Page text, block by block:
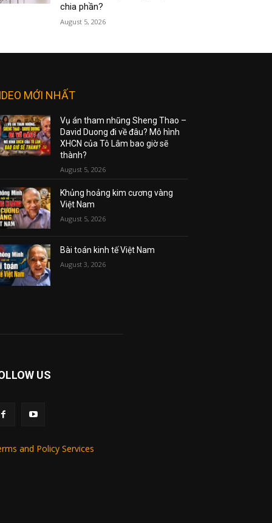
chia phần?
August 5, 2026
MỚI NHẤT
Vụ án tham nhũng Sheng Thao –
David Duong đi về đâu? Mô hình
XHCN của Tô Lâm bao giờ sẽ
thành?
August 5, 2026
Khủng hoảng kim cương vàng
Việt Nam
August 5, 2026
Bài toán kinh tế Việt Nam
August 3, 2026
US
and Policy Services